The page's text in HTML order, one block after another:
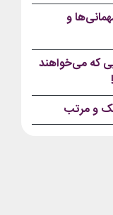
و
که می‌خواهند
و مرتب